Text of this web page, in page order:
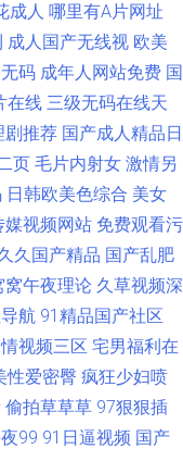
成人 哪里有A片网址
成人国产无线视 欧美
码 成年人网站免费 国
在线 三级无码在线天
剧推荐 国产成人精品日
页 毛片内射女 激情另
日韩欧美色综合 美女
媒视频网站 免费观看污
久国产精品 国产乱肥
窝午夜理论 久草视频深
航 91精品国产社区
视频三区 宅男福利在
性爱密臀 疯狂少妇喷
偷拍草草草 97狠狠插
99 91日逼视频 国产